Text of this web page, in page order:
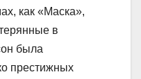
как «Маска»,
в
была
престижных